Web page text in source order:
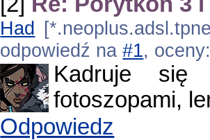
Had
odpowiedź na#1,
Kadruje
fotoszopami,
Odpowiedz